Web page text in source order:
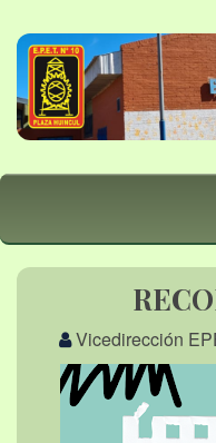
Vicedirección